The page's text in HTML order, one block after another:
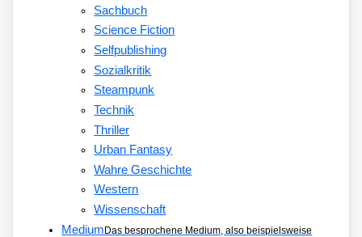
Sachbuch
Science Fiction
Selfpublishing
Sozialkritik
Steampunk
Technik
Thriller
Urban Fantasy
Wahre Geschichte
Western
Wissenschaft
MediumDas besprochene Medium, also beispielsweise